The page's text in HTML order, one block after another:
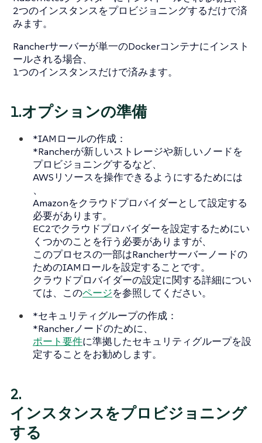
2つのインスタンスをプロビジョニングするだけで済
みます。
Rancherサーバーが単一のDockerコンテナにインスト
ールされる場合、
1つのインスタンスだけで済みます。
1.オプションの準備
*IAMロールの作成：
*Rancherが新しいストレージや新しいノードを
プロビジョニングするなど、
AWSリソースを操作できるようにするためには
、
Amazonをクラウドプロバイダーとして設定する
必要があります。
EC2でクラウドプロバイダーを設定するためにい
くつかのことを行う必要がありますが、
このプロセスの一部はRancherサーバーノードの
ためのIAMロールを設定することです。
クラウドプロバイダーの設定に関する詳細につい
ては、このページを参照してください。
*セキュリティグループの作成：
*Rancherノードのために、
ポート要件に準拠したセキュリティグループを設
定することをお勧めします。
2.
インスタンスをプロビジョニング
する